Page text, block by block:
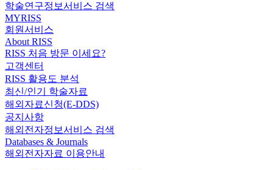
학술연구정보서비스 검색
MYRISS
회원서비스
About RISS
RISS 처음 방문 이세요?
고객센터
RISS 활용도 분석
최신/인기 학술자료
해외자료신청(E-DDS)
공지사항
해외전자정보서비스 검색
Databases & Journals
해외전자자료 이용안내